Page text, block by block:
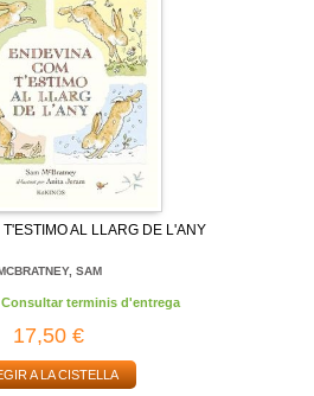
AL LLARG DE L'ANY
SAM
terminis d'entrega
17,50 €
A LA CISTELLA